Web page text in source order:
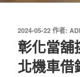
發
佈
於
2024-05-22 作者:
彰化當舖
北機車借